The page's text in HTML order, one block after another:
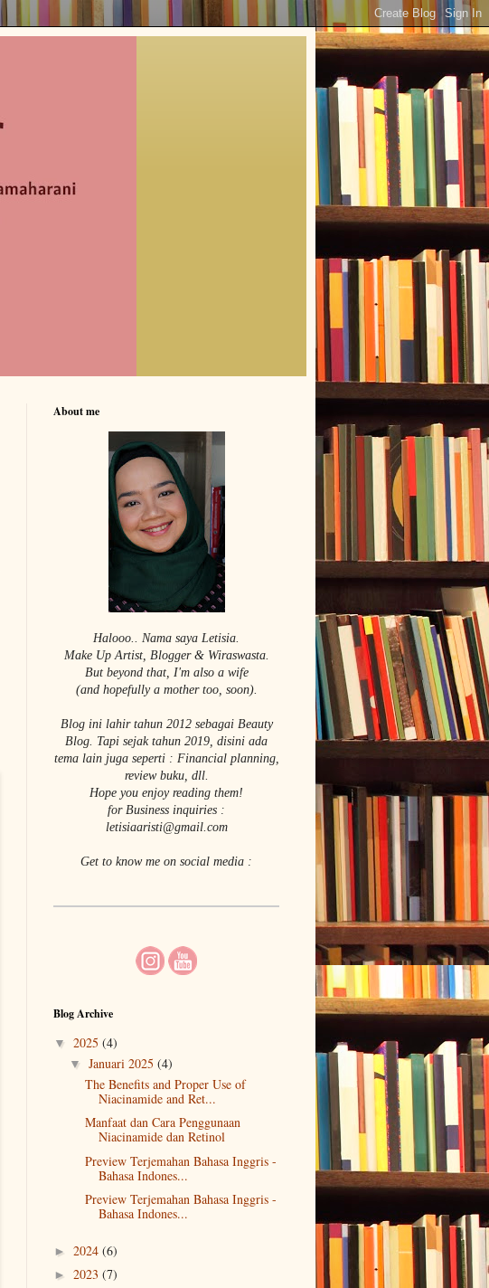
About me
Halooo.. Nama saya Letisia.
Make Up Artist, Blogger & Wiraswasta.
But beyond that, I'm also a wife
(and hopefully a mother too, soon).
Blog ini lahir tahun 2012 sebagai Beauty
Blog. Tapi sejak tahun 2019, disini ada
tema lain juga seperti : Financial planning,
review buku, dll.
Hope you enjoy reading them!
for Business inquiries :
letisiaaristi@gmail.com
Get to know me on social media :
Blog Archive
▼ 2025 (4)
▼ Januari 2025 (4)
The Benefits and Proper Use of
Niacinamide and Ret...
Manfaat dan Cara Penggunaan
Niacinamide dan Retinol
Preview Terjemahan Bahasa Inggris -
Bahasa Indones...
Preview Terjemahan Bahasa Inggris -
Bahasa Indones...
► 2024 (6)
► 2023 (7)